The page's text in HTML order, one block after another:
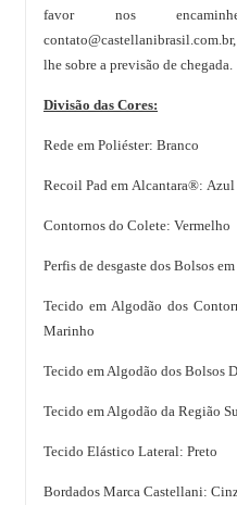
favor nos
contato@castellanibrasil.com.br
lhe sobre a previsão de chegada.
Divisão das Cores:
Rede em Poliéster: Branco
Recoil Pad em Alcantara®:
Contornos do Colete: Vermelho
Perfis de desgaste dos Bolsos
Tecido em Algodão dos
Marinho
Tecido em Algodão dos Bolsos
Tecido em Algodão da Região
Tecido Elástico Lateral: Preto
Bordados Marca Castellani: